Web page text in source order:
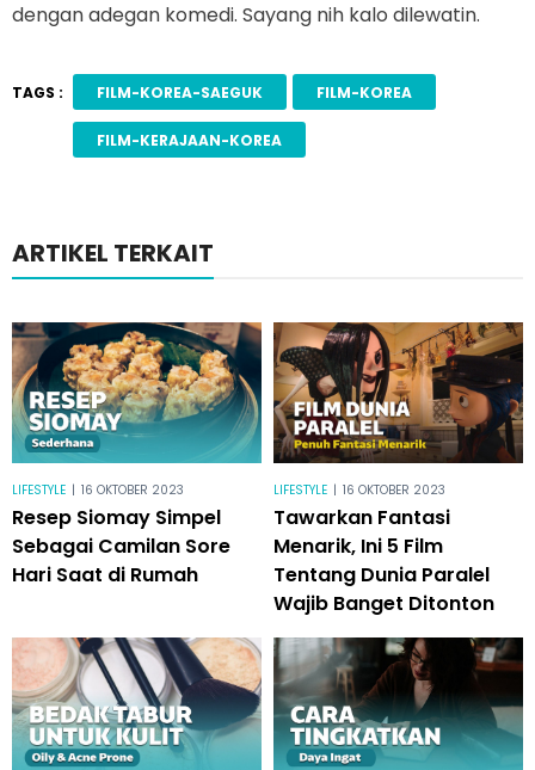
dengan adegan komedi. Sayang nih kalo dilewatin.
TAGS : FILM-KOREA-SAEGUK FILM-KOREA
FILM-KERAJAAN-KOREA
ARTIKEL TERKAIT
LIFESTYLE | 16 OKTOBER 2023
Resep Siomay Simpel
Sebagai Camilan Sore
Hari Saat di Rumah
LIFESTYLE | 16 OKTOBER 2023
Tawarkan Fantasi
Menarik, Ini 5 Film
Tentang Dunia Paralel
Wajib Banget Ditonton